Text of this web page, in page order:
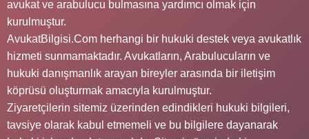
avukat ve arabulucu bulmasına yardımcı olmak için
kurulmuştur.
AvukatBilgisi.Com herhangi bir hukuki destek veya avukatlık
hizmeti sunmamaktadır. Avukatların, Arabulucuların ve
hukuki danışmanlık arayan bireyler arasında bir iletişim
köprüsü oluşturmak amacıyla kurulmuştur.
Ziyaretçilerin sitemiz üzerinden edindikleri hukuki bilgileri,
tavsiye olarak kabul etmemeli ve bu bilgilere dayanarak